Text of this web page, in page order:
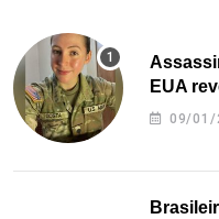
EUA
09/01/